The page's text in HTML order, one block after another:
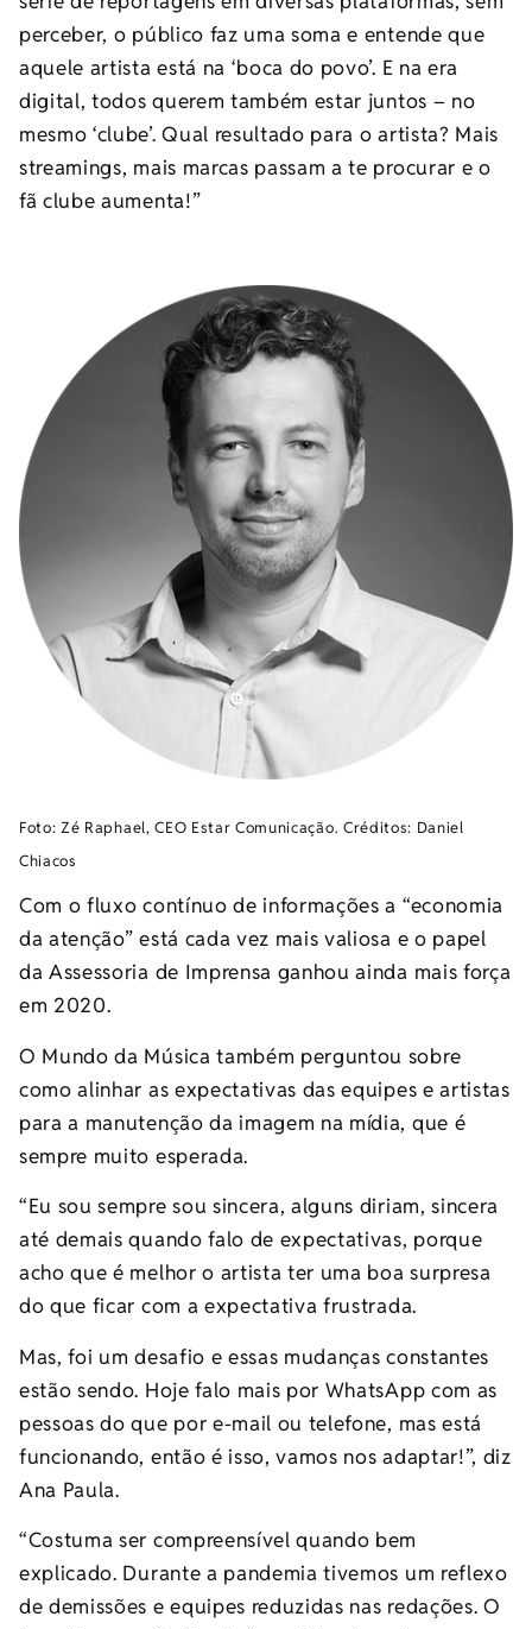
perceber, o público faz uma soma e entende que
aquele artista está na ‘boca do povo’. E na era
digital, todos querem também estar juntos – no
mesmo ‘clube’. Qual resultado para o artista? Mais
streamings, mais marcas passam a te procurar e o
fã clube aumenta!”
Foto: Zé Raphael, CEO Estar Comunicação. Créditos: Daniel
Chiacos
Com o fluxo contínuo de informações a “economia
da atenção” está cada vez mais valiosa e o papel
da Assessoria de Imprensa ganhou ainda mais força
em 2020.
O Mundo da Música também perguntou sobre
como alinhar as expectativas das equipes e artistas
para a manutenção da imagem na mídia, que é
sempre muito esperada.
“Eu sou sempre sou sincera, alguns diriam, sincera
até demais quando falo de expectativas, porque
acho que é melhor o artista ter uma boa surpresa
do que ficar com a expectativa frustrada.
Mas, foi um desafio e essas mudanças constantes
estão sendo. Hoje falo mais por WhatsApp com as
pessoas do que por e-mail ou telefone, mas está
funcionando, então é isso, vamos nos adaptar!”, diz
Ana Paula.
“Costuma ser compreensível quando bem
explicado. Durante a pandemia tivemos um reflexo
de demissões e equipes reduzidas nas redações. O